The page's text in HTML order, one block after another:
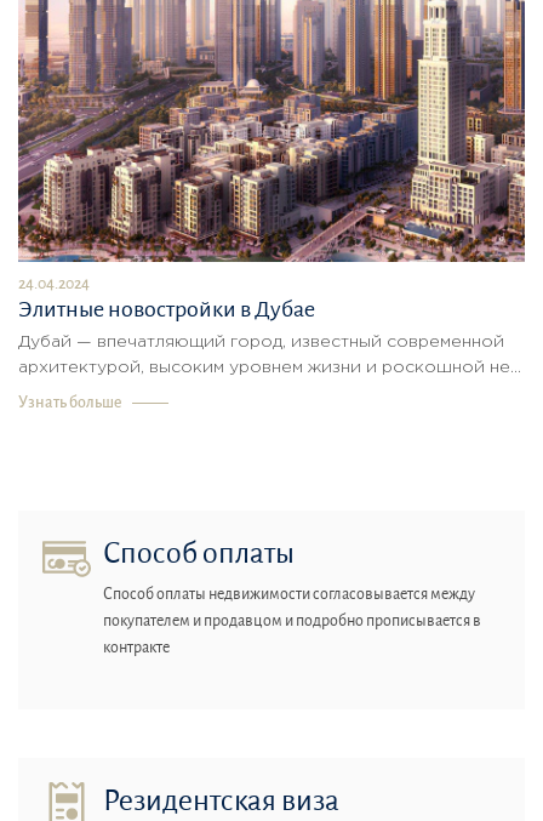
24.04.2024
Элитные новостройки в Дубае
Дубай — впечатляющий город, известный современной
архитектурой, высоким уровнем жизни и роскошной не...
Узнать больше
Способ оплаты
Способ оплаты недвижимости согласовывается между
покупателем и продавцом и подробно прописывается в
контракте
Резидентская виза